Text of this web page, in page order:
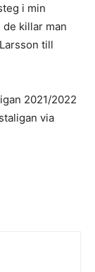
i min
de killar man
till
2021/2022
via